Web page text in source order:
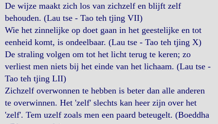
De wijze maakt zich los van zichzelf en blijft zelf
behouden. (Lau tse - Tao teh tjing VII)
Wie het zinnelijke op doet gaan in het geestelijke en tot
eenheid komt, is ondeelbaar. (Lau tse - Tao teh tjing X)
De straling volgen om tot het licht terug te keren; zo
verliest men niets bij het einde van het lichaam. (Lau tse -
Tao teh tjing LII)
Zichzelf overwonnen te hebben is beter dan alle anderen
te overwinnen. Het 'zelf' slechts kan heer zijn over het
'zelf'. Tem uzelf zoals men een paard beteugelt. (Boeddha